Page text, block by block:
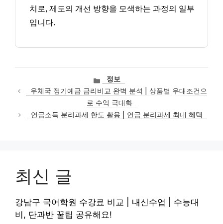
치로, 제도의 개선 방향을 모색하는 과정의 일부
입니다.
카
테
고
리
정보
우체국 정기예금 금리비교 완벽 분석 | 상품별 우대조건으
로 수익 극대화
연금소득 분리과세 한도 활용 | 연금 분리과세 최대 혜택
최신 글
강남구 국어학원 수강료 비교 | 내신수업 | 수능대
비, 단과반 꿀팁 공유해요!